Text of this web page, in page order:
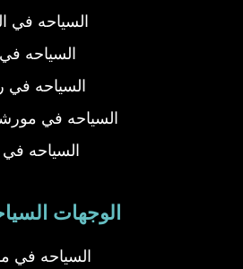
السياحه في
السياحه
السياحه في
السياحه في
السياحه
| الوجهات
السياحه في